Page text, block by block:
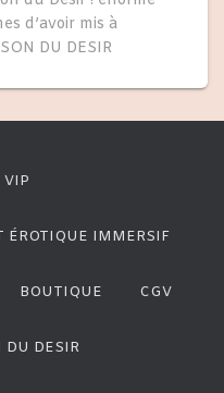
d’avoir mis à
DU DESIR
VIP
ÉROTIQUE IMMERSIF
BOUTIQUE CGV
DU DESIR